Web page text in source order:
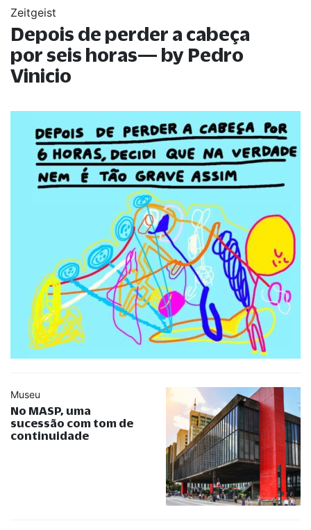
Zeitgeist
Depois de perder a cabeça
por seis horas— by Pedro
Vinicio
Museu
No MASP, uma
sucessão com tom de
continuidade